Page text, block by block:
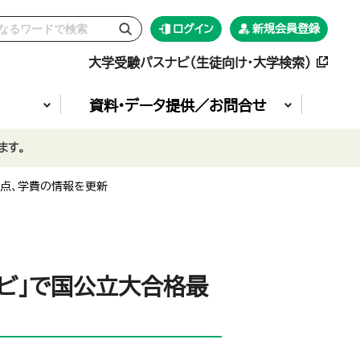
ログイン 新規会員登録
大学受験パスナビ（生徒向け・大学検索）
資料•データ提供／お問合せ
、学費の情報を更新
」で国公立大合格最
す。